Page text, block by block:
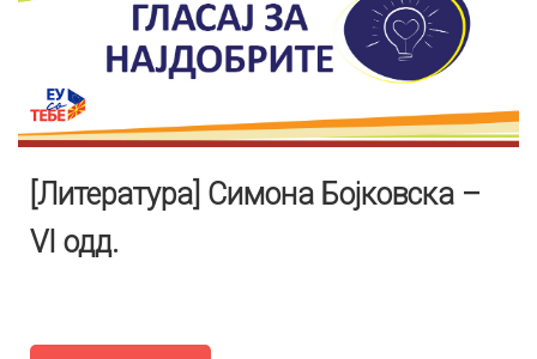
[Литература] Симона Бојковска –
VI одд.